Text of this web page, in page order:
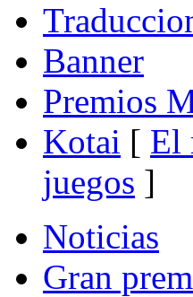
Banner
Premios
Kotai [ El
juegos ]
Noticias
Gran